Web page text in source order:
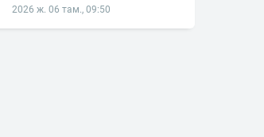
2026 ж. 06 там., 09:50